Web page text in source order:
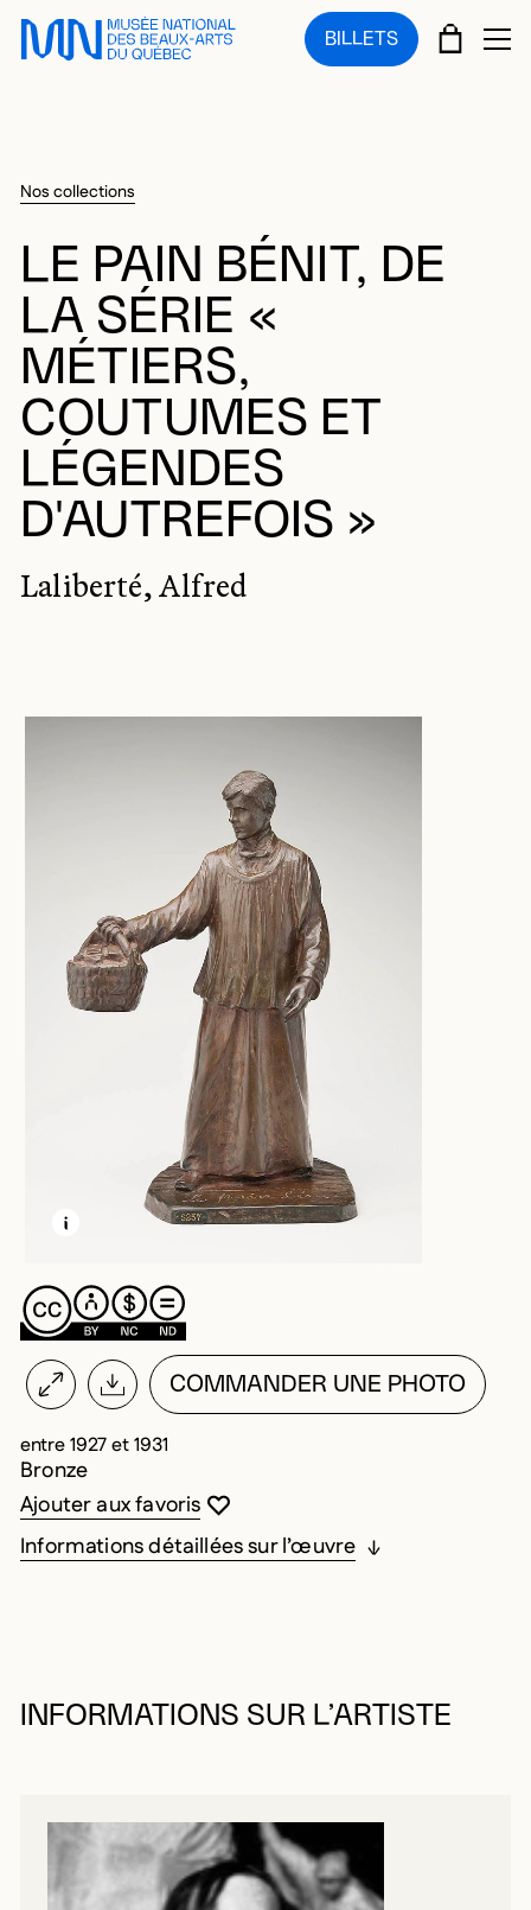
Sauter au menu principal
Sauter au contenu principal
Sauter au pied de page
BILLETS PANIER
Nos collections
LE PAIN BÉNIT, DE
LA SÉRIE «
MÉTIERS,
COUTUMES ET
LÉGENDES
D'AUTREFOIS »
Laliberté, Alfred
EN SAVOIR PLUS SUR CETTE IMAGE
OUVRIR LA MODALE
COMMANDER UNE PHOTO
entre 1927 et 1931
Bronze
Vous devez être connecté pour ajouter
Fermer la modale
Ouvrir la modale
Ajouter aux favoris
Informations détaillées sur l’œuvre
INFORMATIONS SUR L’ARTISTE